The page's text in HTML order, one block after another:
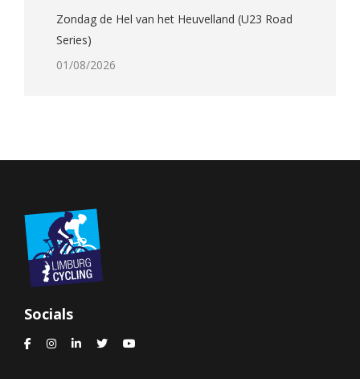
Zondag de Hel van het Heuvelland (U23 Road
Series)
01/08/2026
Socials